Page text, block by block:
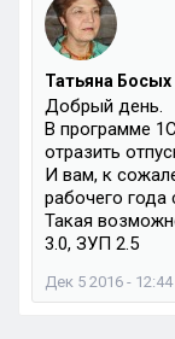
Татьяна
Добрый день.
В программе
отразить
И вам, к
рабочего
Такая
3.0, ЗУП 2.5
Дек 5 2016 - 12:44